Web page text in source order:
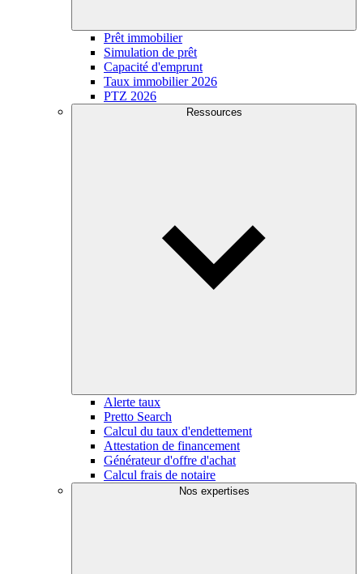
Prêt immobilier
Simulation de prêt
Capacité d'emprunt
Taux immobilier 2026
PTZ 2026
Ressources
Alerte taux
Pretto Search
Calcul du taux d'endettement
Attestation de financement
Générateur d'offre d'achat
Calcul frais de notaire
Nos expertises